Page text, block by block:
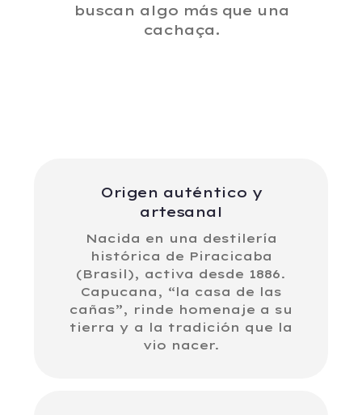
buscan algo más que una
cachaça.
Origen auténtico y
artesanal
Nacida en una destilería
histórica de Piracicaba
(Brasil), activa desde 1886.
Capucana, “la casa de las
cañas”, rinde homenaje a su
tierra y a la tradición que la
vio nacer.